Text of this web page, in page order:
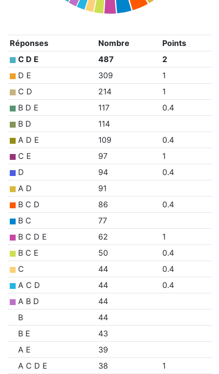
Réponses Nombre
Points
C D E
487
2
D E
309
1
C D
214
1
B D E
117
0.4
B D
114
A D E
109
0.4
C E
97
1
D
94
0.4
A D
91
B C D
86
0.4
B C
77
B C D E
62
1
B C E
50
0.4
C
44
0.4
A C D
44
0.4
A B D
44
B
44
B E
43
A E
39
A C D E
38
1